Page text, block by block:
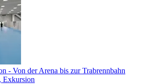
- Von der Arena bis zur Trabrennbahn
Exkursion